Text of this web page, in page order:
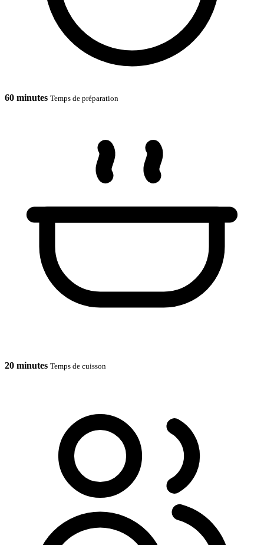
60 minutes Temps de préparation
20 minutes Temps de cuisson